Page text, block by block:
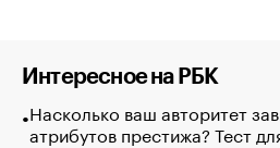
Интересное на РБК
Насколько ваш авторитет
атрибутов престижа? Тест